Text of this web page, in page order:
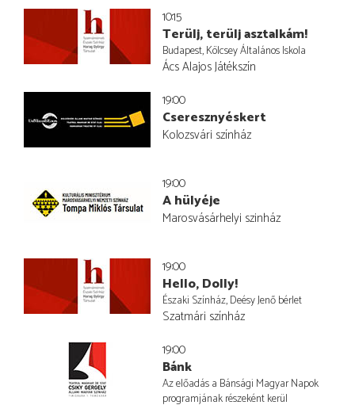
10:15
Terülj, terülj asztalkám!
Budapest, Kölcsey Általános Iskola
Ács Alajos Játékszín
19:00
Cseresznyéskert
Kolozsvári színház
19:00
A hülyéje
Marosvásárhelyi szinház
19:00
Hello, Dolly!
Északi Színház, Deésy Jenő bérlet
Szatmári színház
19:00
Bánk
Az előadás a Bánsági Magyar Napok
programjának részeként kerül